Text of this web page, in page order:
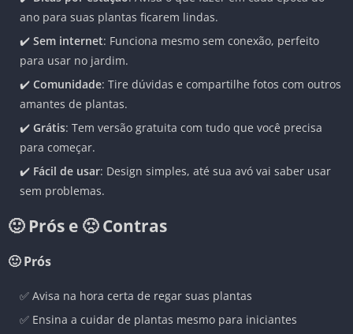
ano para suas plantas ficarem lindas.
✔️ Sem internet: Funciona mesmo sem conexão, perfeito
para usar no jardim.
✔️ Comunidade: Tire dúvidas e compartilhe fotos com outros
amantes de plantas.
✔️ Grátis: Tem versão gratuita com tudo que você precisa
para começar.
✔️ Fácil de usar: Design simples, até sua avó vai saber usar
sem problemas.
🙂 Prós e 🙁 Contras
🙂 Prós
✅ Avisa na hora certa de regar suas plantas
✅ Ensina a cuidar de plantas mesmo para iniciantes